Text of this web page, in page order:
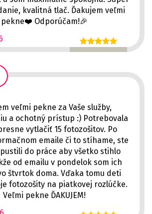
kvalitná tlač. Ďakujem veľmi
pekne❤️ Odporúčam!🎉
veľmi pekne za Vaše služby,
a ochotný prístup :) Potrebovala
vytlačiť 15 fotozošitov. Po
emaile či to stíhame, ste
do práce aby všetko stihlo
od emailu v pondelok som ich
štvrtok doma. Vďaka tomu deti
fotozošity na piatkovej rozlúčke.
Veľmi pekne ĎAKUJEM!